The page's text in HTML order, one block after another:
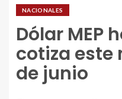
NACIONALES
Dólar MEP
cotiza este
de junio